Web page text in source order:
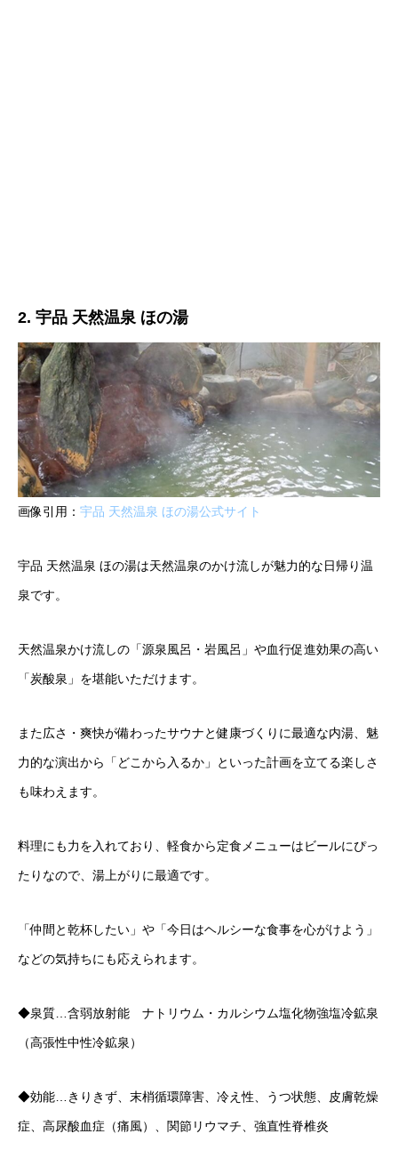
2. 宇品 天然温泉 ほの湯
画像引用： 宇品 天然温泉 ほの湯公式サイト
宇品 天然温泉 ほの湯は天然温泉のかけ流しが魅力的な日帰り温
泉です。
天然温泉かけ流しの「源泉風呂・岩風呂」や血行促進効果の高い
「炭酸泉」を堪能いただけます。
また広さ・爽快が備わったサウナと健康づくりに最適な内湯、魅
力的な演出から「どこから入るか」といった計画を立てる楽しさ
も味わえます。
料理にも力を入れており、軽食から定食メニューはビールにぴっ
たりなので、湯上がりに最適です。
「仲間と乾杯したい」や「今日はヘルシーな食事を心がけよう」
などの気持ちにも応えられます。
◆泉質…含弱放射能 ナトリウム・カルシウム塩化物強塩冷鉱泉
（高張性中性冷鉱泉）
◆効能…きりきず、末梢循環障害、冷え性、うつ状態、皮膚乾燥
症、高尿酸血症（痛風）、関節リウマチ、強直性脊椎炎